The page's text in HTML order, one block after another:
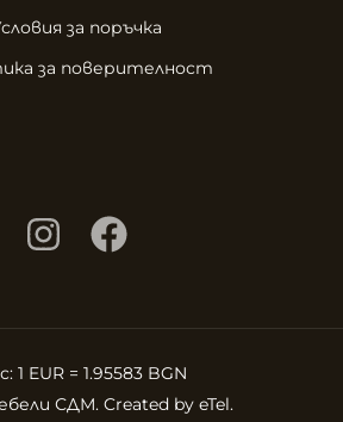
за поръчка
за поверителност
1 EUR = 1.95583 BGN
СДМ. Created by eTel.